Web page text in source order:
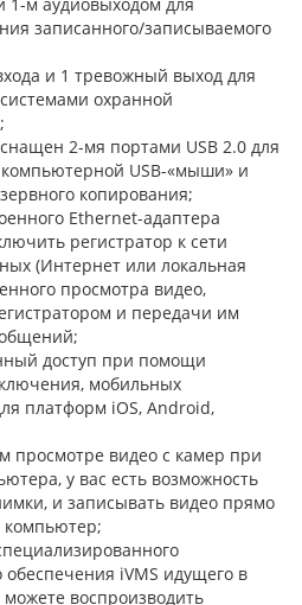
записанного/записываемого
и 1 тревожный выход для
охранной
2-мя портами USB 2.0 для
USB-«мыши» и
копирования;
Ethernet-адаптера
регистратор к сети
(Интернет или локальная
просмотра видео,
и передачи им
доступ при помощи
мобильных
платформ iOS, Android,
просмотре видео с камер при
у вас есть возможность
и записывать видео прямо
обеспечения iVMS идущего в
воспроизводить